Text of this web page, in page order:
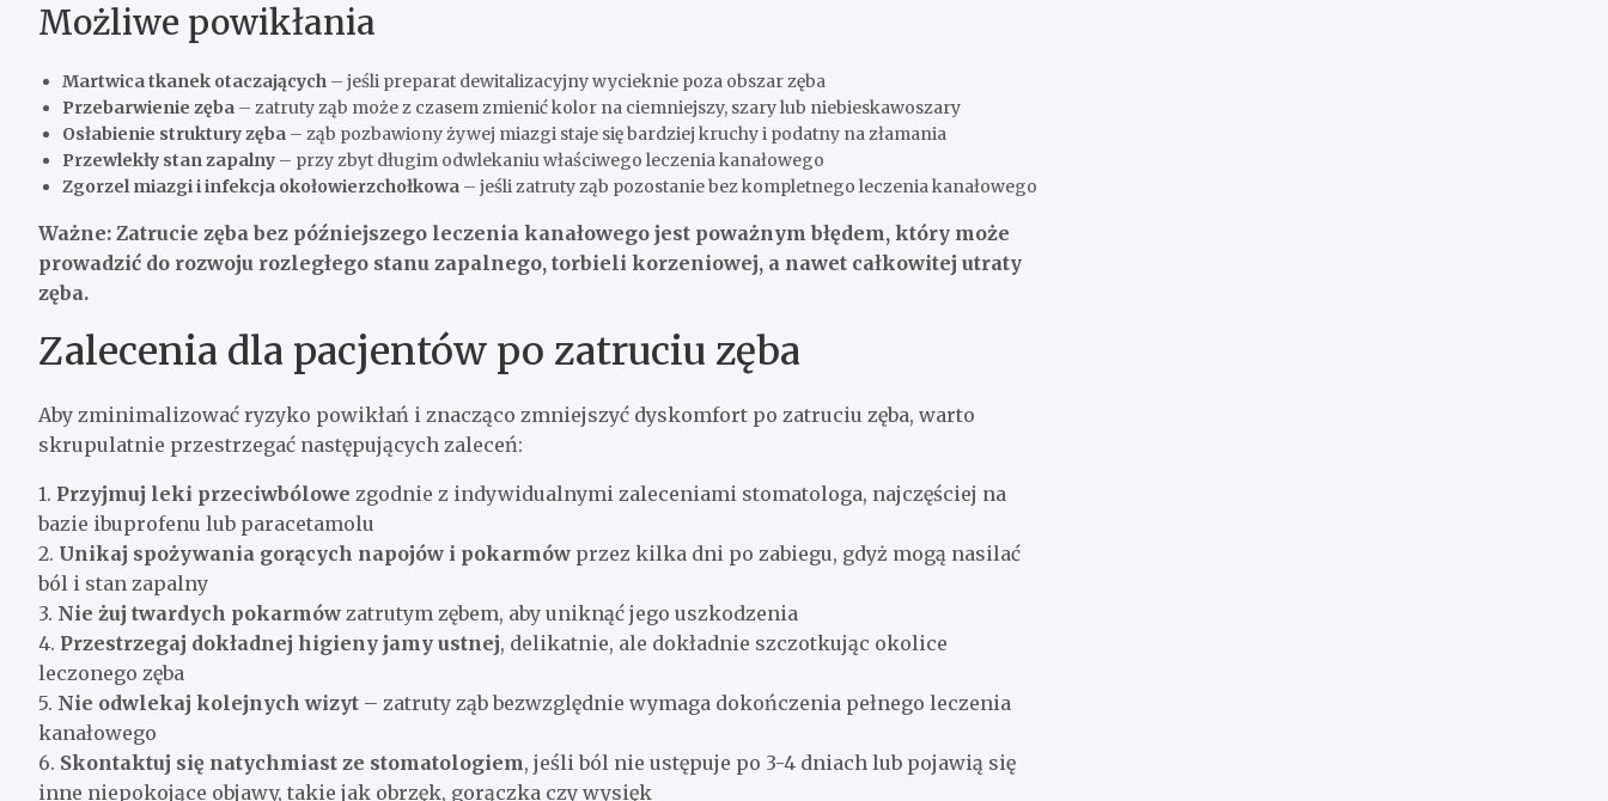
Możliwe powikłania
Martwica tkanek otaczających – jeśli preparat dewitalizacyjny wycieknie poza obszar zęba
Przebarwienie zęba – zatruty ząb może z czasem zmienić kolor na ciemniejszy, szary lub niebieskawoszary
Osłabienie struktury zęba – ząb pozbawiony żywej miazgi staje się bardziej kruchy i podatny na złamania
Przewlekły stan zapalny – przy zbyt długim odwlekaniu właściwego leczenia kanałowego
Zgorzel miazgi i infekcja okołowierzchołkowa – jeśli zatruty ząb pozostanie bez kompletnego leczenia kanałowego
Ważne: Zatrucie zęba bez późniejszego leczenia kanałowego jest poważnym błędem, który może
prowadzić do rozwoju rozległego stanu zapalnego, torbieli korzeniowej, a nawet całkowitej utraty
zęba.
Zalecenia dla pacjentów po zatruciu zęba
Aby zminimalizować ryzyko powikłań i znacząco zmniejszyć dyskomfort po zatruciu zęba, warto
skrupulatnie przestrzegać następujących zaleceń:
1. Przyjmuj leki przeciwbólowe zgodnie z indywidualnymi zaleceniami stomatologa, najczęściej na
bazie ibuprofenu lub paracetamolu
2. Unikaj spożywania gorących napojów i pokarmów przez kilka dni po zabiegu, gdyż mogą nasilać
ból i stan zapalny
3. Nie żuj twardych pokarmów zatrutym zębem, aby uniknąć jego uszkodzenia
4. Przestrzegaj dokładnej higieny jamy ustnej, delikatnie, ale dokładnie szczotkując okolice
leczonego zęba
5. Nie odwlekaj kolejnych wizyt – zatruty ząb bezwzględnie wymaga dokończenia pełnego leczenia
kanałowego
6. Skontaktuj się natychmiast ze stomatologiem, jeśli ból nie ustępuje po 3-4 dniach lub pojawią się
inne niepokojące objawy, takie jak obrzęk, gorączka czy wysięk